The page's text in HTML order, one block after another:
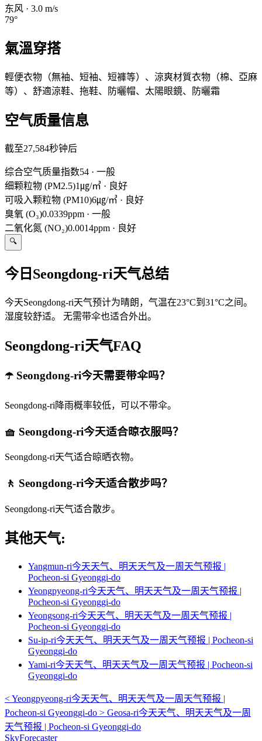
东风 · 3.0 m/s
79°
氣溫穿搭
輕便衣物（無袖、短袖、短褲等）、涼爽材質衣物（棉、亞麻
等）、舒適涼鞋、拖鞋、防曬帽、太陽眼鏡、防曬霜
空气质量信息
截至27,584秒钟后
综合空气质量指数54 · 一般
细颗粒物 (PM2.5)1㎍/㎥ · 良好
可吸入颗粒物 (PM10)6㎍/㎥ · 良好
臭氧 (O₃)0.0339ppm · 一般
二氧化氮 (NO₂)0.0014ppm · 良好
🔍
今日Seongdong-ri天气总结
今天Seongdong-ri天气预计为晴朗，气温在23°C到31°C之间。
湿度较舒适。 无需带伞也适合外出。
Seongdong-ri天气FAQ
☂️ Seongdong-ri今天需要带伞吗？
Seongdong-ri降雨概率较低，可以不带伞。
🧺 Seongdong-ri今天适合晾衣服吗？
Seongdong-ri天气适合晾晒衣物。
🚶 Seongdong-ri今天适合散步吗？
Seongdong-ri天气适合散步。
其他天气:
Yangmun-ri今天天气、明天天气及一周天气预报 |
Pocheon-si Gyeonggi-do
Yeongpyeong-ri今天天气、明天天气及一周天气预报 |
Pocheon-si Gyeonggi-do
Yeongsong-ri今天天气、明天天气及一周天气预报 |
Pocheon-si Gyeonggi-do
Su-ip-ri今天天气、明天天气及一周天气预报 | Pocheon-si
Gyeonggi-do
Yami-ri今天天气、明天天气及一周天气预报 | Pocheon-si
Gyeonggi-do
<Yeongpyeong-ri今天天气、明天天气及一周天气预报 |
Pocheon-si Gyeonggi-do > Geosa-ri今天天气、明天天气及一周
天气预报 | Pocheon-si Gyeonggi-do
SkyForecaster